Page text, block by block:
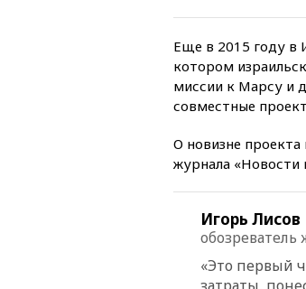
Еще в 2015 году в
котором
миссии к Марсу и
совместные
О новизне
журнала «Новости
Игорь Лисов
«Это первый
затраты,